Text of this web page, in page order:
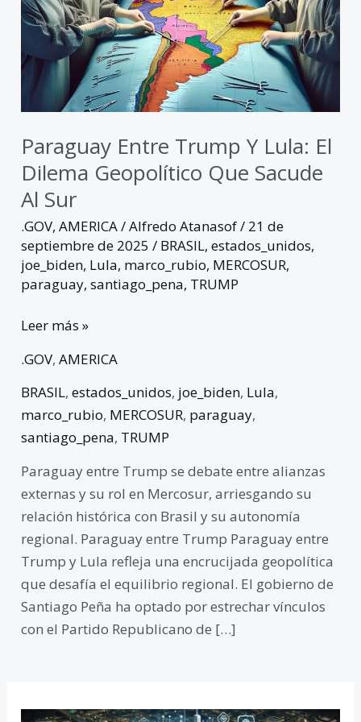
Paraguay Entre Trump Y Lula: El
Dilema Geopolítico Que Sacude
Al Sur
.GOV,AMERICA/Alfredo Atanasof/ 21 de
septiembre de 2025/ BRASIL,estados_unidos,
joe_biden, Lula, marco_rubio, MERCOSUR,
paraguay,santiago_pena, TRUMP
sacude
al
sur
Leer más »
.GOV,AMERICA
BRASIL,estados_unidos, joe_biden, Lula,
marco_rubio, MERCOSUR, paraguay,
santiago_pena, TRUMP
Paraguay entre Trump se debate entre alianzas
externas y su rol en Mercosur, arriesgando su
relación histórica con Brasil y su autonomía
regional. Paraguay entre Trump Paraguay entre
Trump y Lula refleja una encrucijada geopolítica
que desafía el equilibrio regional. El gobierno de
Santiago Peña ha optado por estrechar vínculos
con el Partido Republicano de […]